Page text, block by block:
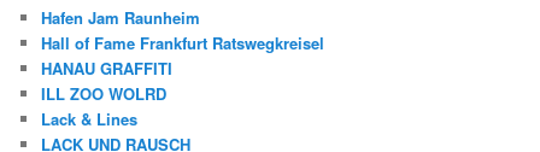
Hafen Jam Raunheim
Hall of Fame Frankfurt Ratswegkreisel
HANAU GRAFFITI
ILL ZOO WOLRD
Lack & Lines
LACK UND RAUSCH